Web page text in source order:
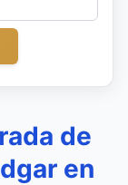
de
en